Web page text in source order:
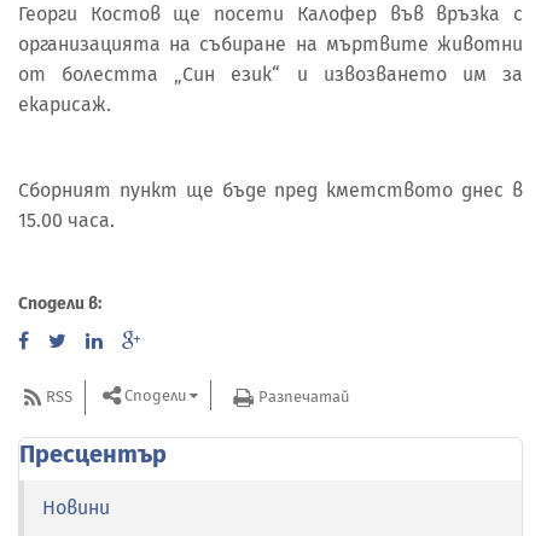
Георги Костов ще посети Калофер във връзка с
организацията на събиране на мъртвите животни
от болестта „Син език“ и извозването им за
екарисаж.
Сборният пункт ще бъде пред кметството днес в
15.00 часа.
Сподели в:
RSS Сподели Разпечатай
Пресцентър
Новини